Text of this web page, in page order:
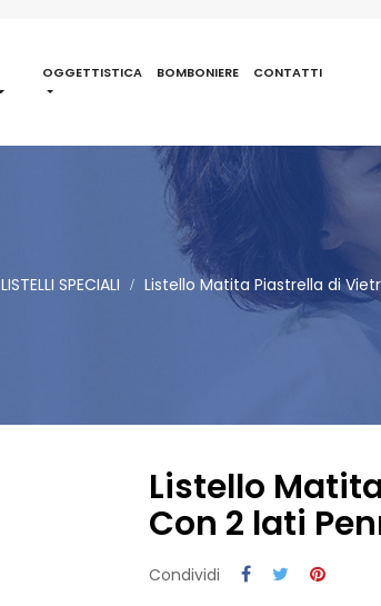
OGGETTISTICA BOMBONIERE CONTATTI
LISTELLI SPECIALI Listello Matita Piastrella di
Listello
Con 2 lati
Condividi